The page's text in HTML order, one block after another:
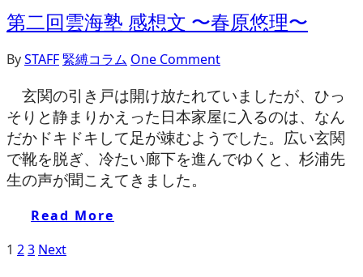
第二回雲海塾 感想文 〜春原悠理〜
BySTAFF 緊縛コラム One Comment
玄関の引き戸は開け放たれていましたが、ひっ
そりと静まりかえった日本家屋に入るのは、なん
だかドキドキして足が竦むようでした。広い玄関
で靴を脱ぎ、冷たい廊下を進んでゆくと、杉浦先
生の声が聞こえてきました。
Read More
1 23 Next